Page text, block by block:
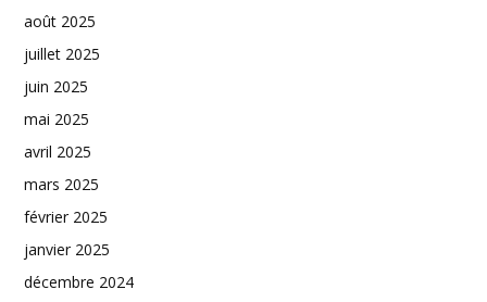
août 2025
juillet 2025
juin 2025
mai 2025
avril 2025
mars 2025
février 2025
janvier 2025
décembre 2024